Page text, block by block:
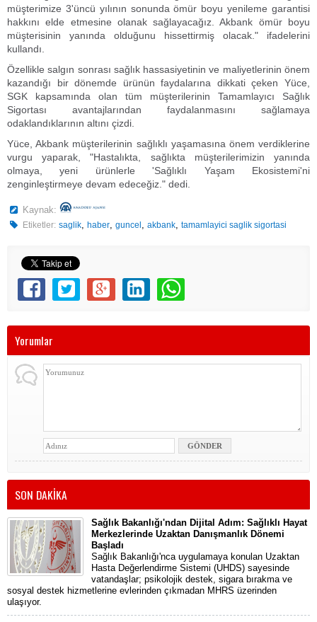
müşterimize 3'üncü yılının sonunda ömür boyu yenileme garantisi
hakkını elde etmesine olanak sağlayacağız. Akbank ömür boyu
müşterisinin yanında olduğunu hissettirmiş olacak." ifadelerini
kullandı.
Özellikle salgın sonrası sağlık hassasiyetinin ve maliyetlerinin önem
kazandığı bir dönemde ürünün faydalarına dikkati çeken Yüce,
SGK kapsamında olan tüm müşterilerinin Tamamlayıcı Sağlık
Sigortası avantajlarından faydalanmasını sağlamaya
odaklandıklarının altını çizdi.
Yüce, Akbank müşterilerinin sağlıklı yaşamasına önem verdiklerine
vurgu yaparak, "Hastalıkta, sağlıkta müşterilerimizin yanında
olmaya, yeni ürünlerle 'Sağlıklı Yaşam Ekosistemi'ni
zenginleştirmeye devam edeceğiz." dedi.
Kaynak:
Etiketler: saglik,haber,guncel ,akbank,tamamlayici saglik sigortasi
Yorumlar
SON DAKİKA
Sağlık Bakanlığı'ndan Dijital Adım: Sağlıklı Hayat
Merkezlerinde Uzaktan Danışmanlık Dönemi
Başladı
Sağlık Bakanlığı'nca uygulamaya konulan Uzaktan
Hasta Değerlendirme Sistemi (UHDS) sayesinde
vatandaşlar; psikolojik destek, sigara bırakma ve
sosyal destek hizmetlerine evlerinden çıkmadan MHRS üzerinden
ulaşıyor.